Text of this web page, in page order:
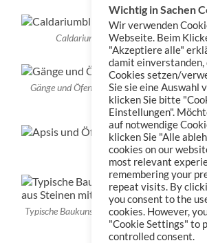
Caldariumblick aus dem Frigidarium
Gänge und Öfen im Frigidarium (hier war der
Raum…)
Apsiden und Kesselhäuser
Typische Baukunst – Backsteinverbund und
innenliegendem Beton
Wichtig in Sachen
Wir verwenden
Webseite. Beim
"Akzeptiere alle"
damit einverstanden,
Cookies setzen/
Sie sie eine Auswahl
klicken Sie bitte
Einstellungen".
auf notwendige
klicken Sie "Alle
cookies on our
most relevant
remembering your
repeat visits. By
you consent to the
cookies. However,
"Cookie Settings" to
controlled consent.